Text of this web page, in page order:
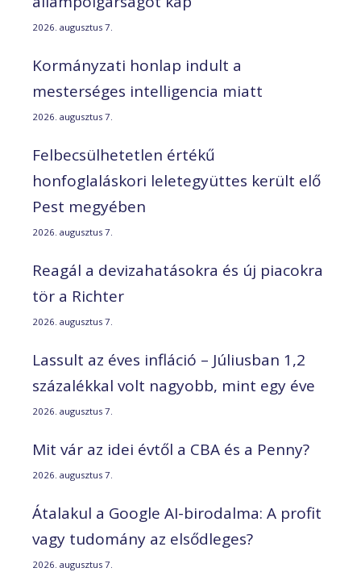
2026. augusztus 7.
Kormányzati honlap indult a
mesterséges intelligencia miatt
2026. augusztus 7.
Felbecsülhetetlen értékű
honfoglaláskori leletegyüttes került elő
Pest megyében
2026. augusztus 7.
Reagál a devizahatásokra és új piacokra
tör a Richter
2026. augusztus 7.
Lassult az éves infláció – Júliusban 1,2
százalékkal volt nagyobb, mint egy éve
2026. augusztus 7.
Mit vár az idei évtől a CBA és a Penny?
2026. augusztus 7.
Átalakul a Google AI-birodalma: A profit
vagy tudomány az elsődleges?
2026. augusztus 7.